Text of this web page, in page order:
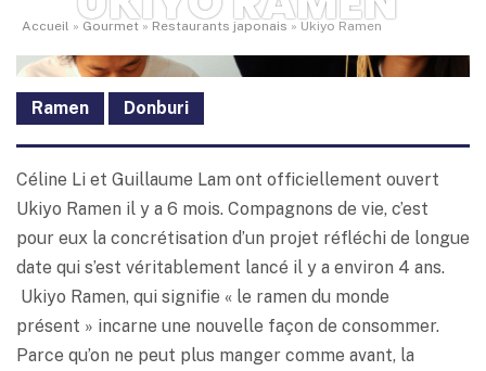
Accueil » Gourmet » Restaurants japonais » Ukiyo Ramen
Ramen Donburi
Céline Li et Guillaume Lam ont officiellement ouvert
Ukiyo Ramen il y a 6 mois. Compagnons de vie, c’est
pour eux la concrétisation d’un projet réfléchi de longue
date qui s’est véritablement lancé il y a environ 4 ans.
Ukiyo Ramen, qui signifie « le ramen du monde
présent » incarne une nouvelle façon de consommer.
Parce qu’on ne peut plus manger comme avant, la